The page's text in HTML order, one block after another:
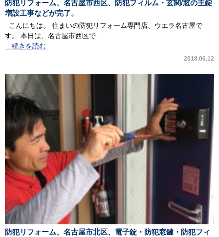
防犯リフォーム、名古屋市西区、防犯フィルム・玄関/窓の主錠
増設工事などが完了。
こんにちは。 住まいの防犯リフォーム専門店、ウエラ名古屋で
す。 本日は、名古屋市西区で
…続きを読む
2018.06.12
防犯リフォーム、名古屋市北区、電子錠・防犯窓鍵・防犯フィ